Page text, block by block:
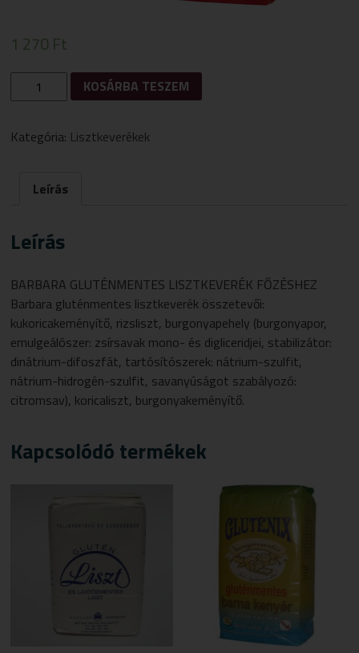
1 270 Ft
GLUTÉNMENTES
1000
KOSÁRBA TESZEM
Kategória: Lisztkeverékek
Leírás
Leírás
BARBARA GLUTÉNMENTES LISZTKEVERÉK FŐZÉSHEZ
Barbara gluténmentes lisztkeverék összetevői:
kukoricakeményítő, rizsliszt, burgonyapehely (burgonyapor,
emulgeálószer: zsírsavak mono- és digliceridjei, stabilizátor:
dinátrium-difoszfát, tartósítószerek: nátrium-szulfit,
nátrium-hidrogén-szulfit, savanyúságot szabályozó:
citromsav), koricaliszt, burgonyakeményítő.
Kapcsolódó termékek